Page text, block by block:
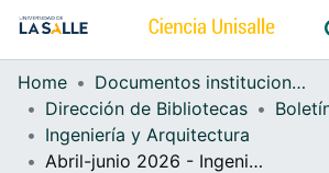
Communities & Collections
All of DSpace
Home
Documentos institucionales
Dirección de Bibliotecas
Ingeniería y Arquitectura
Abril-junio 2026 - Ingeniería y Arquitectura